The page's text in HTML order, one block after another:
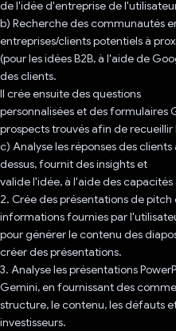
de l'idée d'entreprise de
b) Recherche des communautés
entreprises/clients potentiels à
(pour les idées B2B, à l'aide de
des clients.
Il crée ensuite des questions
personnalisées et des formulaires
prospects trouvés afin de
c) Analyse les réponses des
dessus, fournit des insights et
valide l'idée, à l'aide des
2. Crée des présentations de
informations fournies par
pour générer le contenu des
créer des présentations.
3. Analyse les présentations
Gemini, en fournissant des
structure, le contenu, les défauts
investisseurs.